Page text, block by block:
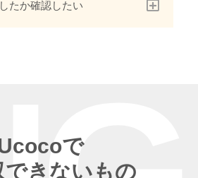
たか確認したい
で
できないもの